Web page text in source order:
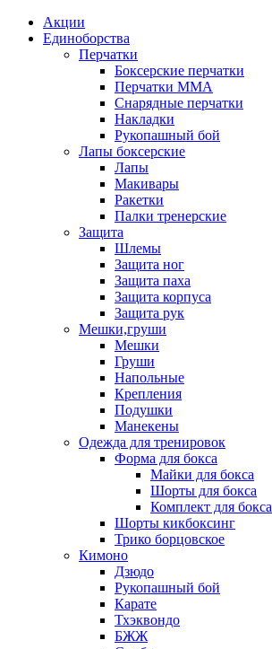
Акции
Единоборства
Перчатки
Боксерские перчатки
Перчатки ММА
Снарядные перчатки
Накладки
Рукопашный бой
Лапы боксерские
Лапы
Макивары
Ракетки
Палки тренерские
Защита
Шлемы
Защита ног
Защита паха
Защита корпуса
Защита рук
Мешки,груши
Мешки
Груши
Напольные
Крепления
Подушки
Манекены
Одежда для тренировок
Форма для бокса
Майки для бокса
Шорты для бокса
Комплект для бокса
Шорты кикбоксинг
Трико борцовское
Кимоно
Дзюдо
Рукопашный бой
Карате
Тхэквондо
БЖЖ